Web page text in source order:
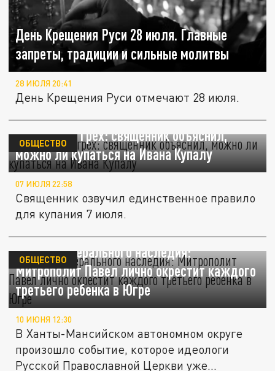
День Крещения Руси 28 июля. Главные
запреты, традиции и сильные молитвы
28 ИЮЛЯ 20:41
День Крещения Руси отмечают 28 июля.
Грех или не грех: священник объяснил,
можно ли купаться на Ивана Купалу
ОБЩЕСТВО
07 ИЮЛЯ 22:58
Священник озвучил единственное правило
для купания 7 июля.
Против либерального наследия:
Митрополит Павел лично окрестит каждого
третьего ребенка в Югре
ОБЩЕСТВО
10 ИЮНЯ 12:30
В Ханты-Мансийском автономном округе
произошло событие, которое идеологи
Русской Православной Церкви уже...